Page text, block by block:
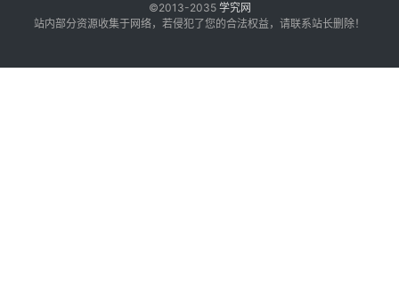
©2013-2035 学究网
站内部分资源收集于网络，若侵犯了您的合法权益，请联系站长删除！